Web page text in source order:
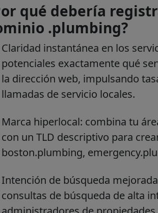
qué debería
.plumbing?
Claridad instantánea en los
potenciales exactamente qué
la dirección web, impulsando
llamadas de servicio locales.
Marca hiperlocal: combina tu
con un TLD descriptivo para
boston.plumbing,
Intención de búsqueda
consultas de búsqueda de alta